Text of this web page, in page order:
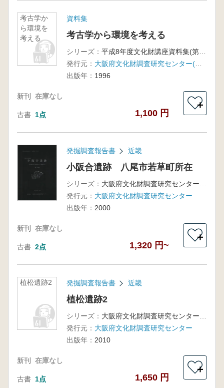
考古学か
ら環境を
考える
資料集
考古学から環境を考える
シリーズ：
平成8年度文化財講座資料集(第1回〜第10回)
発行元：
大阪府文化財調査研究センター(大阪府文化財センター)
出版年： 1996
新刊 在庫なし
古書 1点 1,100 円
＋
発掘調査報告書 近畿
小阪合遺跡 八尾市若草町所在
シリーズ：
発行元： 大阪府文化財調査研究センター
出版年： 2000
新刊 在庫なし
古書 2点 1,320 円~
＋
植松遺跡2 発掘調査報告書 近畿
植松遺跡2
シリーズ：
発行元： 大阪府文化財調査研究センター
出版年： 2010
新刊 在庫なし
古書 1点 1,650 円
＋